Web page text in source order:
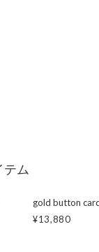
テム
gold button
¥13,880